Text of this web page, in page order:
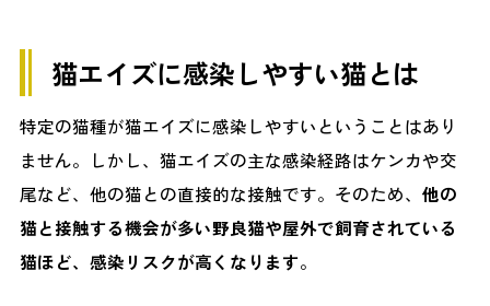
猫エイズに感染しやすい猫とは
特定の猫種が猫エイズに感染しやすいということはあり
ません。しかし、猫エイズの主な感染経路はケンカや交
尾など、他の猫との直接的な接触です。そのため、 他の
猫と接触する機会が多い野良猫や屋外で飼育されている
猫ほど、感染リスクが高くなります。